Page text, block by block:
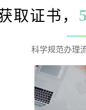
取证书，
科学规范办理